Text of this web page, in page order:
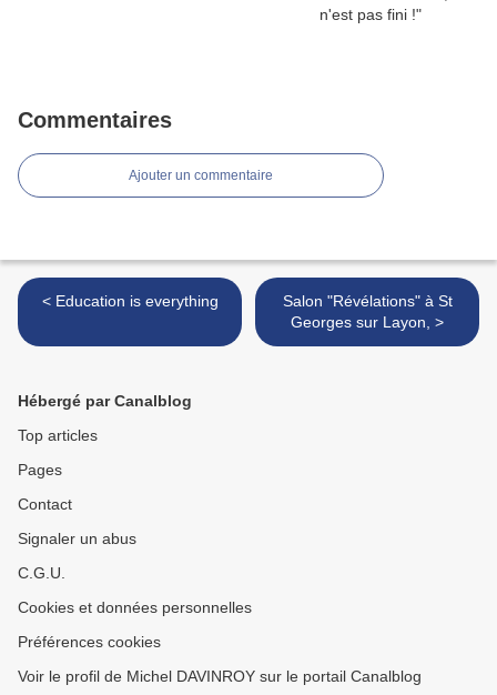
Commentaires
Ajouter un commentaire
< Education is everything
Salon "Révélations" à St
Georges sur Layon, >
Hébergé par Canalblog
Top articles
Pages
Contact
Signaler un abus
C.G.U.
Cookies et données personnelles
Préférences cookies
Voir le profil de Michel DAVINROY sur le portail Canalblog